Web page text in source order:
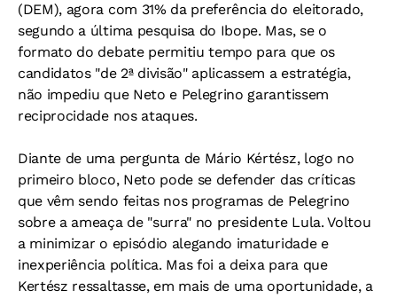
(DEM), agora com 31% da preferência do eleitorado,
segundo a última pesquisa do Ibope. Mas, se o
formato do debate permitiu tempo para que os
candidatos "de 2ª divisão" aplicassem a estratégia,
não impediu que Neto e Pelegrino garantissem
reciprocidade nos ataques.
Diante de uma pergunta de Mário Kértész, logo no
primeiro bloco, Neto pode se defender das críticas
que vêm sendo feitas nos programas de Pelegrino
sobre a ameaça de "surra" no presidente Lula. Voltou
a minimizar o episódio alegando imaturidade e
inexperiência política. Mas foi a deixa para que
Kertész ressaltasse, em mais de uma oportunidade, a